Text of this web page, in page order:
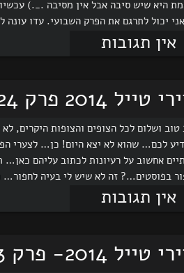
יכול לתרגם את הפרק השבועי. עדו
אין תגובות
2014 פרק 24 מתורגם לעברית!!
לכם… שהוא לא יצא היום! כן… לצערי
אחשוב על רעיונות לכתוב עליהם
בפוסטים…? זה לא שיש לי בעיה לחפור…
אין תגובות
2014- פרק 23 מתורגם לעברית!!!